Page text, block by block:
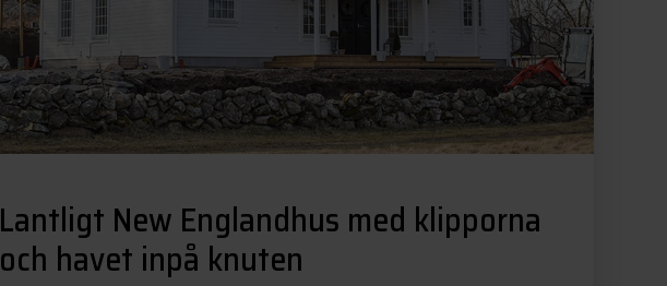
Lantligt New Englandhus med klipporna
och havet inpå knuten